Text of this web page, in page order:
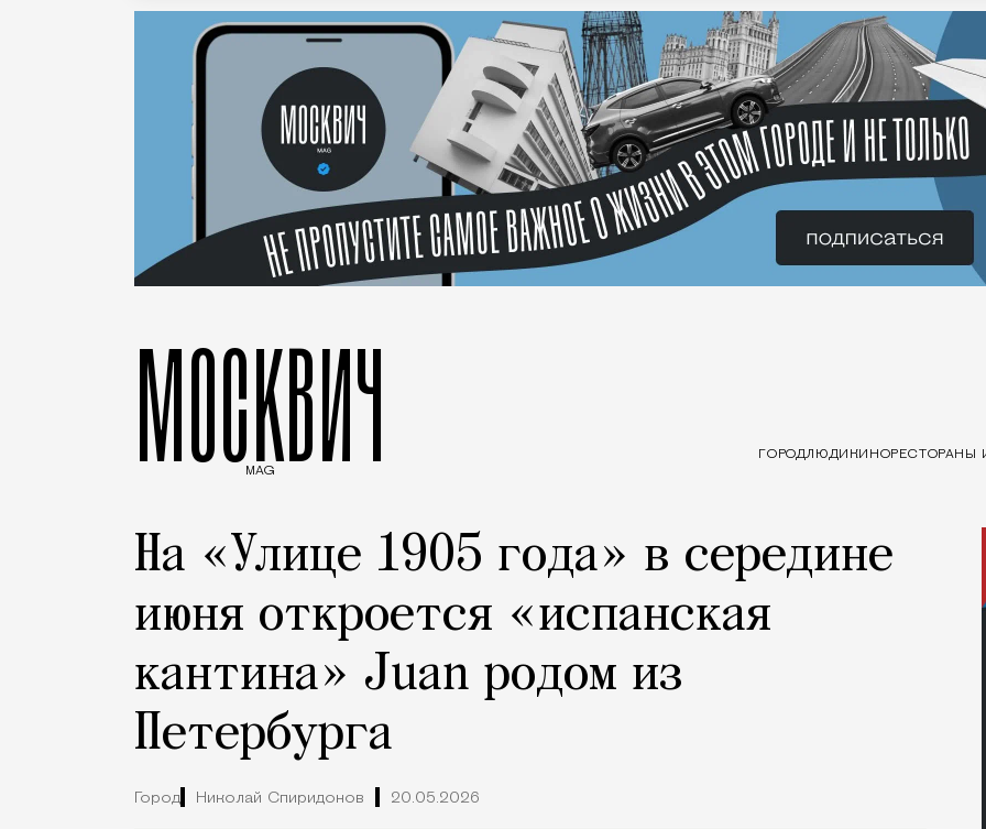
МОСКВИЧ
MAG
ГОРОДЛЮДИ КИНОРЕСТОРАНЫ
На «Улице 1905 года» в середине
июня откроется «испанская
кантина» Juan родом из
Петербурга
Город Николай Спиридонов 20.05.2026